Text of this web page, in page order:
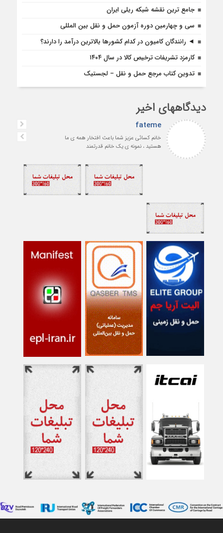
جامع ترین نقشه شبکه ریلی ایران
سی و چهارمین دوره آزمون حمل و نقل بین المللی
◄ رانندگان کامیون در کدام کشورها بالاترین درآمد را دارند؟
کارمزد تشریفات ترخیص کالا در سال ۱۴۰۴
تدوین کتاب مرجع حمل و نقل – لجستیک
دیدگاههای اخیر
fateme
خانم کسائی عزیز شما باعث افتخار همه ی ما
هستید ، نمونه ی یک خانم قدرتمند